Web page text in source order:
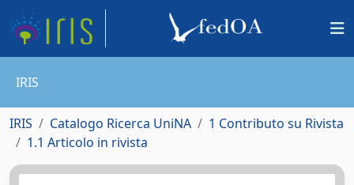
IRIS
IRIS Catalogo Ricerca UniNA
1 Contributo su Rivista
1.1 Articolo in rivista